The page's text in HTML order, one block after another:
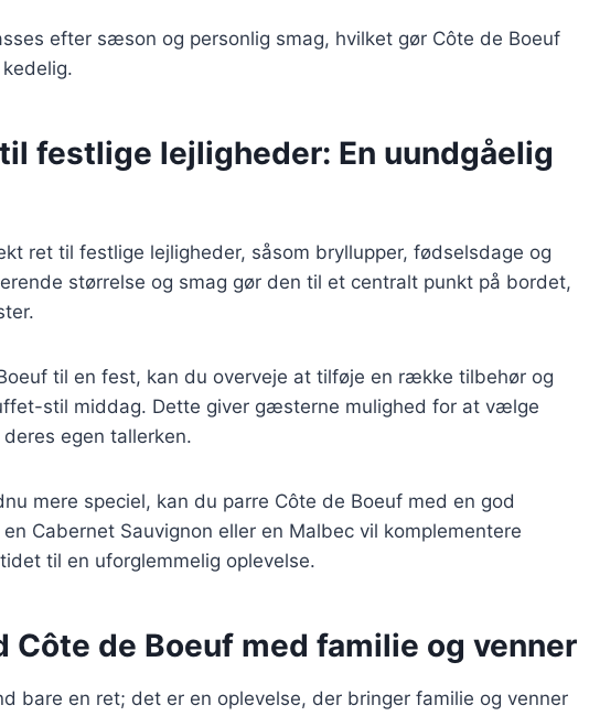
efter sæson og personlig smag, hvilket gør Côte de Boeuf
festlige lejligheder: En uundgåelig
ret til festlige lejligheder, såsom bryllupper, fødselsdage og
størrelse og smag gør den til et centralt punkt på bordet,
til en fest, kan du overveje at tilføje en række tilbehør og
stil middag. Dette giver gæsterne mulighed for at vælge
egen tallerken.
mere speciel, kan du parre Côte de Boeuf med en god
Cabernet Sauvignon eller en Malbec vil komplementere
til en uforglemmelig oplevelse.
Côte de Boeuf med familie og venner
bare en ret; det er en oplevelse, der bringer familie og venner